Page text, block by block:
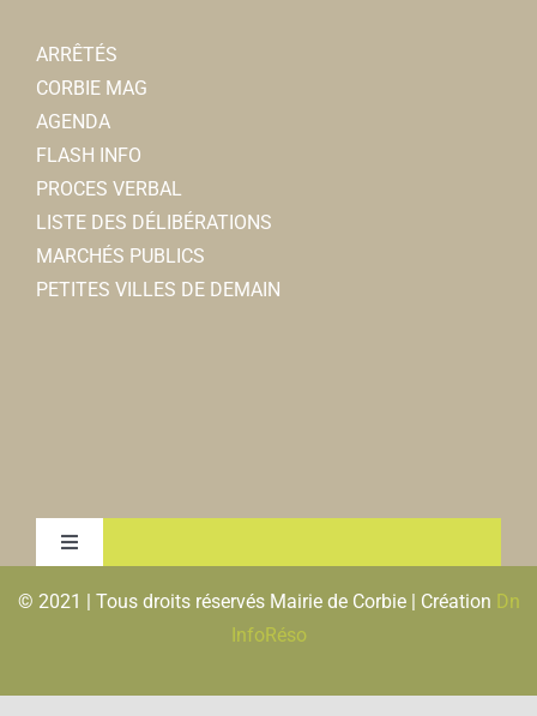
ARRÊTÉS
CORBIE MAG
AGENDA
FLASH INFO
PROCES VERBAL
LISTE DES DÉLIBÉRATIONS
MARCHÉS PUBLICS
PETITES VILLES DE DEMAIN
Toggle
MENTIONS LEGALES & RGPD
© 2021 | Tous droits réservés Mairie de Corbie | Création Dn
InfoRéso